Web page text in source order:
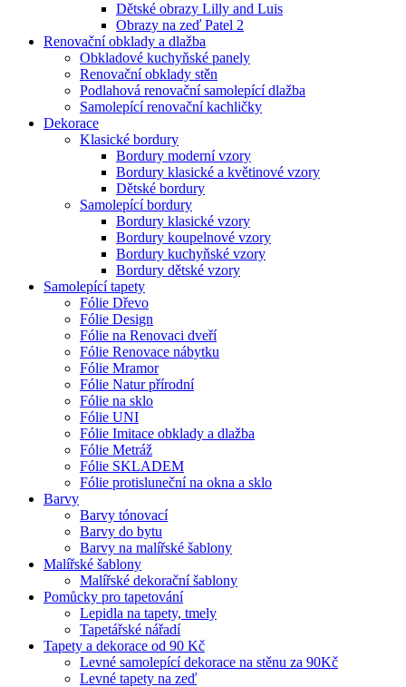
Dětské obrazy Lilly and Luis
Obrazy na zeď Patel 2
Renovační obklady a dlažba
Obkladové kuchyňské panely
Renovační obklady stěn
Podlahová renovační samolepící dlažba
Samolepící renovační kachličky
Dekorace
Klasické bordury
Bordury moderní vzory
Bordury klasické a květinové vzory
Dětské bordury
Samolepící bordury
Bordury klasické vzory
Bordury koupelnové vzory
Bordury kuchyňské vzory
Bordury dětské vzory
Samolepící tapety
Fólie Dřevo
Fólie Design
Fólie na Renovaci dveří
Fólie Renovace nábytku
Fólie Mramor
Fólie Natur přírodní
Fólie na sklo
Fólie UNI
Fólie Imitace obklady a dlažba
Fólie Metráž
Fólie SKLADEM
Fólie protisluneční na okna a sklo
Barvy
Barvy tónovací
Barvy do bytu
Barvy na malířské šablony
Malířské šablony
Malířské dekorační šablony
Pomůcky pro tapetování
Lepidla na tapety, tmely
Tapetářské nářadí
Tapety a dekorace od 90 Kč
Levné samolepící dekorace na stěnu za 90Kč
Levné tapety na zeď